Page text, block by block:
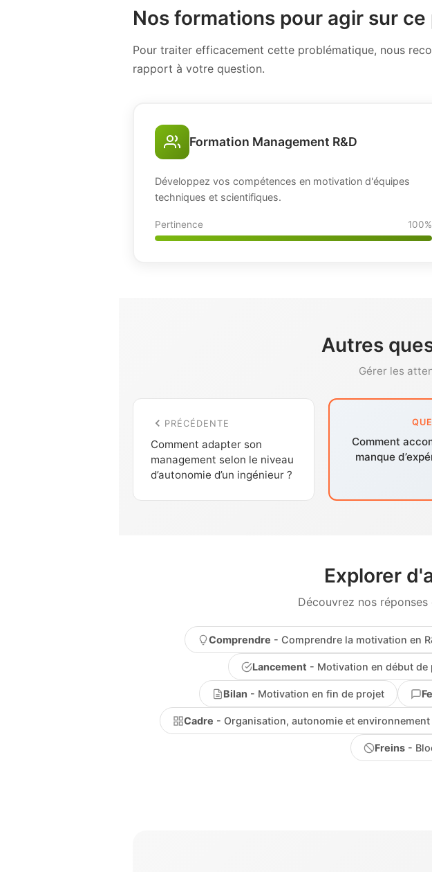
Nos formations pour agir sur ce
Pour traiter efficacement cette problématique, nous
rapport à votre question.
Formation Management R&D
Développez vos compétences en motivation d'équipes
techniques et scientifiques.
Pertinence 100%
Autres
Gérer les
PRÉCÉDENTE
Comment adapter son
management selon le niveau
d’autonomie d’un ingénieur ?
Comment
manque
Explorer
Découvrez nos
Comprendre - Comprendre la motivation en
Lancement - Motivation en début de
Bilan - Motivation en fin de projet
Cadre - Organisation, autonomie et environnement
Freins-